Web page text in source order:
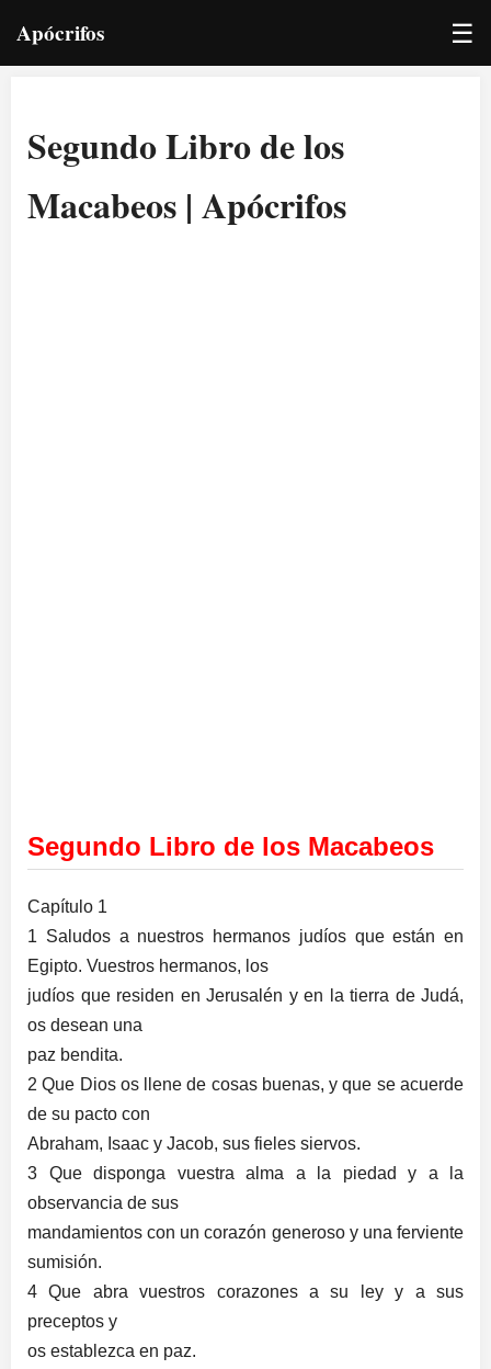
Apócrifos ☰
Segundo Libro de los
Macabeos | Apócrifos
Segundo Libro de los Macabeos
Capítulo 1
1 Saludos a nuestros hermanos judíos que están en
Egipto. Vuestros hermanos, los
judíos que residen en Jerusalén y en la tierra de Judá,
os desean una
paz bendita.
2 Que Dios os llene de cosas buenas, y que se acuerde
de su pacto con
Abraham, Isaac y Jacob, sus fieles siervos.
3 Que disponga vuestra alma a la piedad y a la
observancia de sus
mandamientos con un corazón generoso y una ferviente
sumisión.
4 Que abra vuestros corazones a su ley y a sus
preceptos y
os establezca en paz.